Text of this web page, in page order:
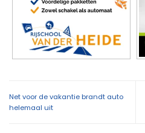
Net voor de vakantie brandt auto
helemaal uit